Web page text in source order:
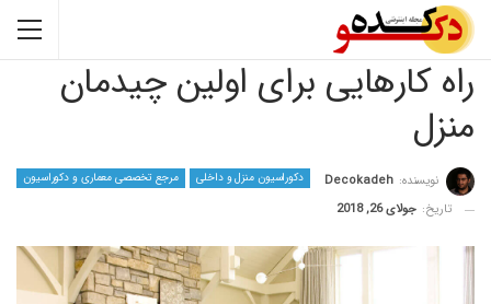
برای اولین چیدمان
دکوراسیون منزل و داخلی مرجع تخصصی معماری و دکوراسیون
Decokadeh
جولای 26, 2018